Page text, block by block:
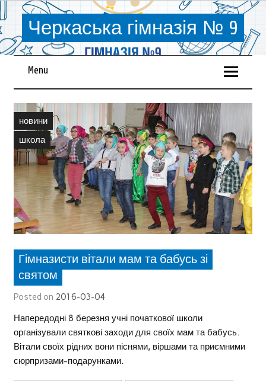
Черкаська гімназія № 9
Menu
новини
школа
Гімназисти вітали мам та бабусь зі
святом
Posted on 2016-03-04
Напередодні 8 березня учні початкової школи
організували святкові заходи для своїх мам та бабусь.
Вітали своїх рідних вони піснями, віршами та приємними
сюрпризами-подарунками.